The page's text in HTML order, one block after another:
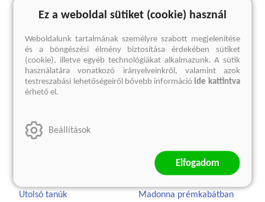
Kedvcsináló
Utolsó tanúk Madonna prémkabátban
Ez a weboldal sütiket (cookie) használ
Weboldalunk tartalmának személyre szabott megjelenítése
és a böngészési élmény biztosítása érdekében sütiket
(cookie), illetve egyéb technológiákat alkalmazunk. A sütik
használatára vonatkozó irányelveinkről, valamint azok
testreszabási lehetőségeiről bővebb információide kattintva
érhető el.
Beállítások
Elfogadom